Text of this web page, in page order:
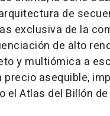
de
exclusiva de la
de alto
y multiómica a
precio asequible,
el Atlas del Billón de